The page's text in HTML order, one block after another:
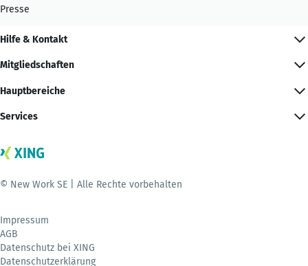
Presse
Hilfe & Kontakt
Mitgliedschaften
Hauptbereiche
Services
© New Work SE | Alle Rechte vorbehalten
Impressum
AGB
Datenschutz bei XING
Datenschutzerklärung